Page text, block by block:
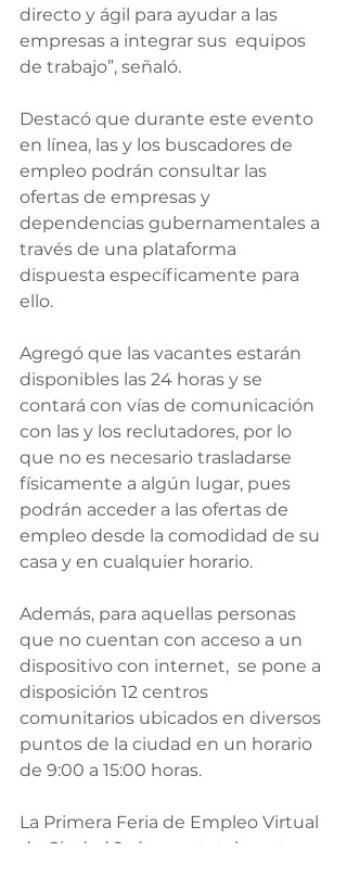
directo y ágil para ayudar a las
empresas a integrar sus  equipos
de trabajo”, señaló.
Destacó que durante este evento
en línea, las y los buscadores de
empleo podrán consultar las
ofertas de empresas y
dependencias gubernamentales a
través de una plataforma
dispuesta específicamente para
ello.
Agregó que las vacantes estarán
disponibles las 24 horas y se
contará con vías de comunicación
con las y los reclutadores, por lo
que no es necesario trasladarse
físicamente a algún lugar, pues
podrán acceder a las ofertas de
empleo desde la comodidad de su
casa y en cualquier horario.
Además, para aquellas personas
que no cuentan con acceso a un
dispositivo con internet,  se pone a
disposición 12 centros
comunitarios ubicados en diversos
puntos de la ciudad en un horario
de 9:00 a 15:00 horas.
La Primera Feria de Empleo Virtual
de Ciudad Juárez es totalmente